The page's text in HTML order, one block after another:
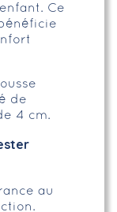
Ce
de
4 cm.
au